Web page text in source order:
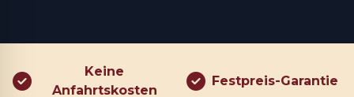
Keine
Anfahrtskosten
Festpreis-Garantie